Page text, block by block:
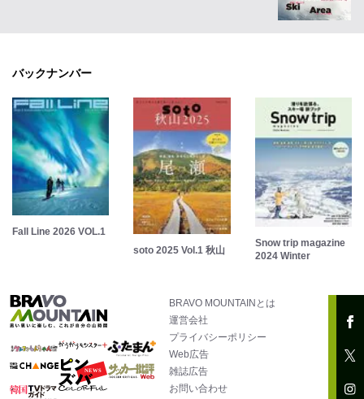
バックナンバー
Fall Line 2026 VOL.1
soto 2025 Vol.1 秋山
Snow trip magazine
2024 Winter
BRAVO MOUNTAINとは
運営会社
プライバシーポリシー
Web広告
雑誌広告
お問い合わせ